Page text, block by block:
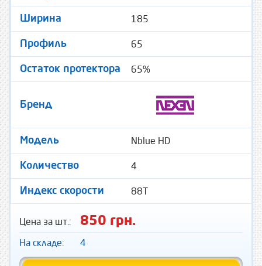
Ширина 185
Профиль 65
Остаток протектора 65%
Бренд
Модель Nblue HD
Количество 4
Индекс скорости 88T
Цена за шт.: 850 грн.
На складе: 4